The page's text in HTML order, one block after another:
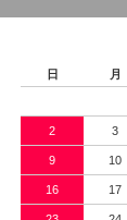
日
月
2 3
9 10
16 17